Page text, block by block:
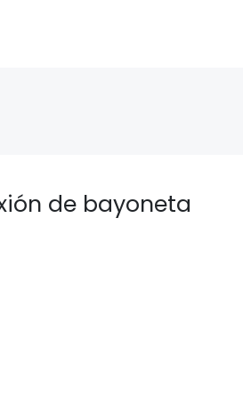
de bayoneta